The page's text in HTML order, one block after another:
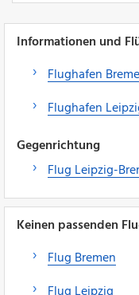
Informationen und
Flughafen
Flughafen
Gegenrichtung
Flug Leipzig-
Keinen passenden
Flug Bremen